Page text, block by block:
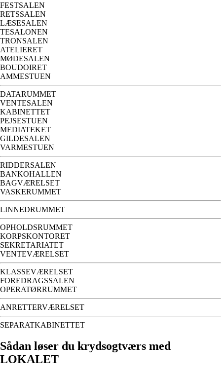
FESTSALEN
RETSSALEN
LÆSESALEN
TESALONEN
TRONSALEN
ATELIERET
MØDESALEN
BOUDOIRET
AMMESTUEN
DATARUMMET
VENTESALEN
KABINETTET
PEJSESTUEN
MEDIATEKET
GILDESALEN
VARMESTUEN
RIDDERSALEN
BANKOHALLEN
BAGVÆRELSET
VASKERUMMET
LINNEDRUMMET
OPHOLDSRUMMET
KORPSKONTORET
SEKRETARIATET
VENTEVÆRELSET
KLASSEVÆRELSET
FOREDRAGSSALEN
OPERATØRRUMMET
ANRETTERVÆRELSET
SEPARATKABINETTET
Sådan løser du krydsogtværs med
LOKALET